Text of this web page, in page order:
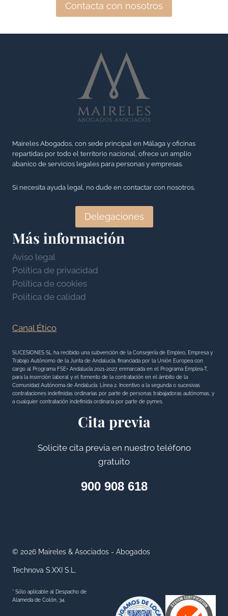
Contacta con nosotros
Maireles Abogados, con sede principal en Málaga y oficinas
repartidas por todo el territorio nacional, ofrece un amplio
abanico de servicios legales para personas y empresas.
Si necesita ayuda legal, no dude en contactar con nosotros.
Delegaciones
Más información
Aviso legal
Política de privacidad
Política de cookies
Política de calidad
Canal Ético
SUCESIONES SL ha recibido una subvención de la Consejería de Empleo, Empresa y
Trabajo Autónomo de la Junta de Andalucía, financiada por la Unión Europea con
cargo al Programa FSE+ Andalucía 2021-2027, enmarcada en el Programa Emplea-T,
para la inserción laboral y el fomento de la contratación en el ámbito de la
Comunidad Autónoma de Andalucía. Línea 2. Incentivo a la segunda o sucesivas
contrataciones indefinidas ordinarias por parte de personas trabajadoras autónomas, y
a cualquier contratación indefinida ordinaria por parte de pymes.
Cita previa
Solicite cita previa en nuestro teléfono
gratuito
900 908 618
© 2026 Maireles & Asociados - Abogados
Technova S.XXI S.L.
* Sólo aplicable al Despacho de
Alameda de Colón, 34.